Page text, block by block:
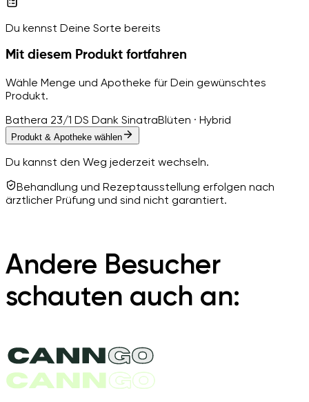
Du kennst Deine Sorte bereits
Mit diesem Produkt fortfahren
Wähle Menge und Apotheke für Dein gewünschtes
Produkt.
Bathera 23/1 DS Dank SinatraBlüten · Hybrid
Produkt & Apotheke wählen
Du kannst den Weg jederzeit wechseln.
Behandlung und Rezeptausstellung erfolgen nach
ärztlicher Prüfung und sind nicht garantiert.
Andere Besucher
schauten auch an: